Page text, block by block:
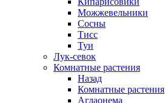
Можжевельники
Сосны
Тисс
Туи
Лук-севок
Комнатные растения
Назад
Комнатные растения
Аглаонема